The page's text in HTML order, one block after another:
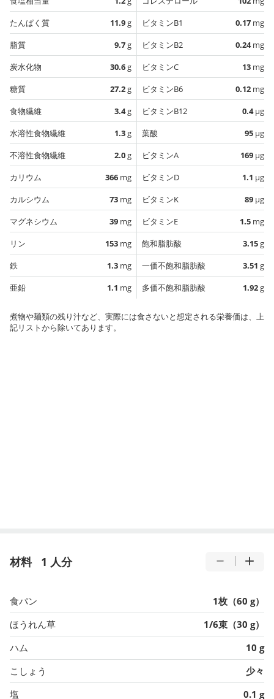
たんぱく質
11.9g
脂質
9.7g
炭水化物
30.6g
糖質
27.2g
食物繊維
3.4g
水溶性食物繊維
1.3g
不溶性食物繊維
2.0g
カリウム
366 mg
カルシウム
73 mg
マグネシウム
39 mg
リン
153 mg
鉄
1.3 mg
亜鉛
1.1 mg
ビタミンB1
0.17 mg
ビタミンB2
0.24mg
ビタミンC
13 mg
ビタミンB6
0.12 mg
ビタミンB12
0.4µg
葉酸
95 µg
ビタミンA
169 µg
ビタミンD
1.1 µg
ビタミンK
89 µg
ビタミンE
1.5 mg
飽和脂肪酸
3.15g
一価不飽和脂肪酸
3.51 g
多価不飽和脂肪酸
1.92g
煮物や麺類の残り汁など、実際には食さないと想定される栄養価は、上
記リストから除いてあります。
材料 1 人分
食パン
1枚（60 g）
ほうれん草
1/6束（30 g）
ハム
10 g
こしょう
少々
塩
0.1 g